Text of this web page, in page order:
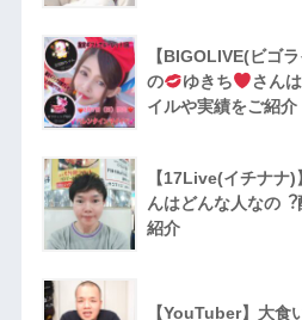
【BIGOLIVE(ビゴ
の
ゆきち
さん
イルや実績をご紹介
【17Live(イチナナ
んはどんな人なの
紹介
【YouTuber】大食